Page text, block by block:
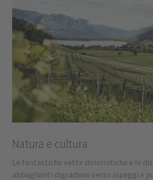
Natura e cultura
Le fantastiche vette dolomitiche e le
abbaglianti digradano verso alpeggi e